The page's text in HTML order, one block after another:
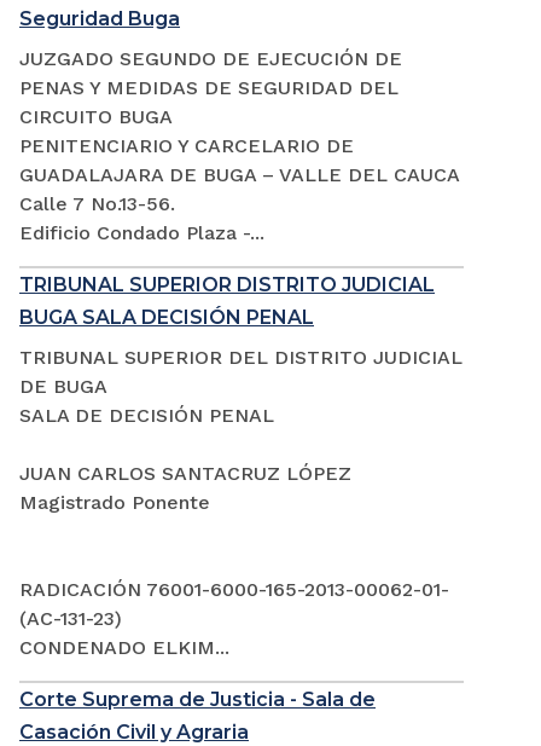
Seguridad Buga
JUZGADO SEGUNDO DE EJECUCIÓN DE
PENAS Y MEDIDAS DE SEGURIDAD DEL
CIRCUITO BUGA
PENITENCIARIO Y CARCELARIO DE
GUADALAJARA DE BUGA – VALLE DEL CAUCA
Calle 7 No.13-56.
Edificio Condado Plaza -...
TRIBUNAL SUPERIOR DISTRITO JUDICIAL
BUGA SALA DECISIÓN PENAL
TRIBUNAL SUPERIOR DEL DISTRITO JUDICIAL
DE BUGA
SALA DE DECISIÓN PENAL
JUAN CARLOS SANTACRUZ LÓPEZ
Magistrado Ponente
RADICACIÓN 76001-6000-165-2013-00062-01-
(AC-131-23)
CONDENADO ELKIM...
Corte Suprema de Justicia - Sala de
Casación Civil y Agraria